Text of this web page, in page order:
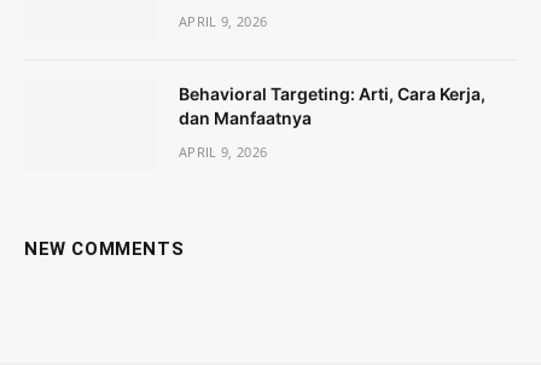
APRIL 9, 2026
Behavioral Targeting: Arti, Cara Kerja,
dan Manfaatnya
APRIL 9, 2026
NEW COMMENTS